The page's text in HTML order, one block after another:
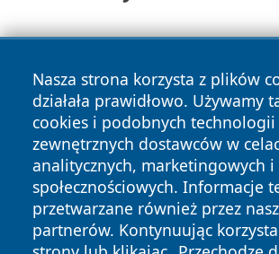
Nasza strona korzysta z plików
działała prawidłowo. Używamy
cookies i podobnych
zewnętrznych dostawców w
analitycznych, marketingowych i
społecznościowych. Informacje
przetwarzane również przez
partnerów. Kontynuując
Copyright © 2026 wiadomosciplock.pl
zastrzeżone.
News Autorzy
Polityka